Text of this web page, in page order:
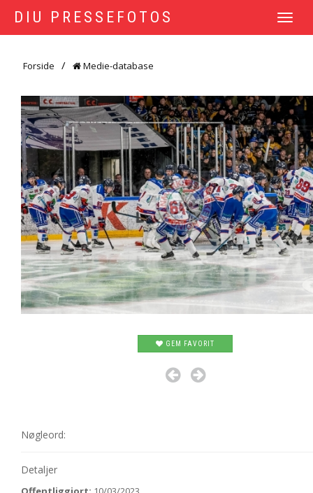
DIU PRESSEFOTOS
TOGGLE
Forside Medie-database
GEM FAVORIT
Nøgleord:
Detaljer